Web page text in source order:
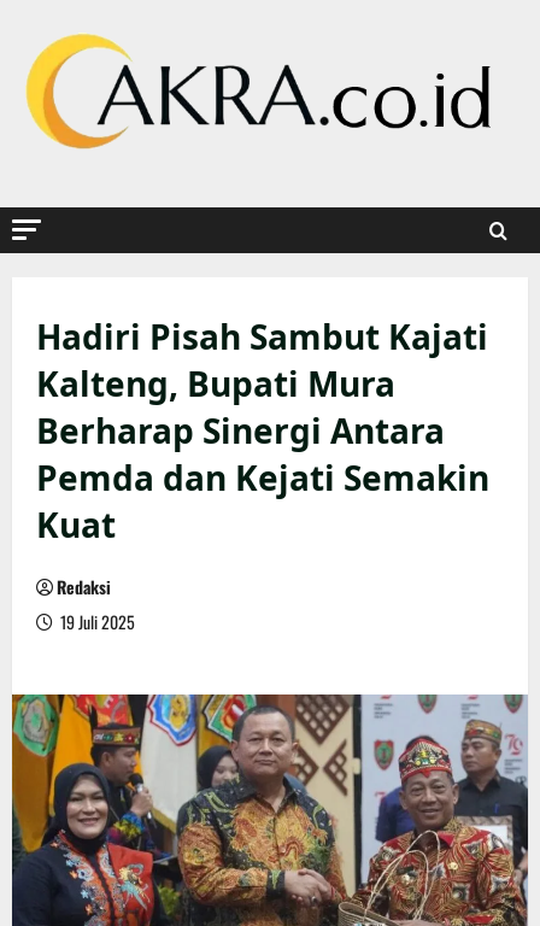
content
Hadiri Pisah Sambut Kajati
Kalteng, Bupati Mura
Berharap Sinergi Antara
Pemda dan Kejati Semakin
Kuat
Redaksi
19 Juli 2025